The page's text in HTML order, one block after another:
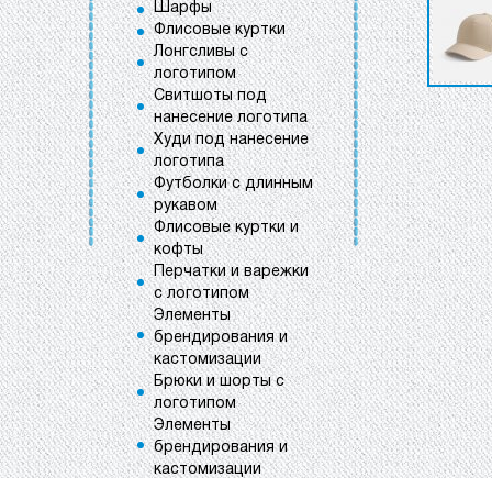
Шарфы
Флисовые куртки
Лонгсливы с
логотипом
Свитшоты под
нанесение логотипа
Худи под нанесение
логотипа
Футболки с длинным
рукавом
Флисовые куртки и
кофты
Перчатки и варежки
с логотипом
Элементы
брендирования и
кастомизации
Брюки и шорты с
логотипом
Элементы
брендирования и
кастомизации